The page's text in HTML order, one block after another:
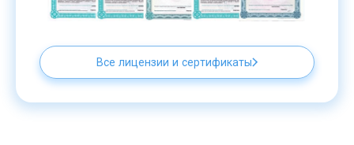
Все лицензии и сертификаты